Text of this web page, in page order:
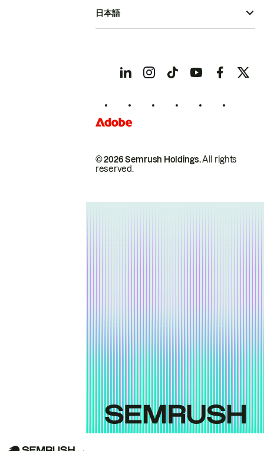
© 2026 Semrush Holdings.All rights
reserved.
日本語